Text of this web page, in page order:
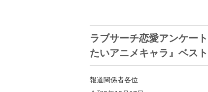
ラブサーチ恋愛アンケー
たいアニメキャラ』ベスト
報道関係者各位